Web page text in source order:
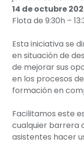
14 de octubre
Flota de 9:30h –
Esta iniciativa se
en situación de
de mejorar sus
en los procesos
formación en
Facilitamos este
cualquier barrera
asistentes hacer